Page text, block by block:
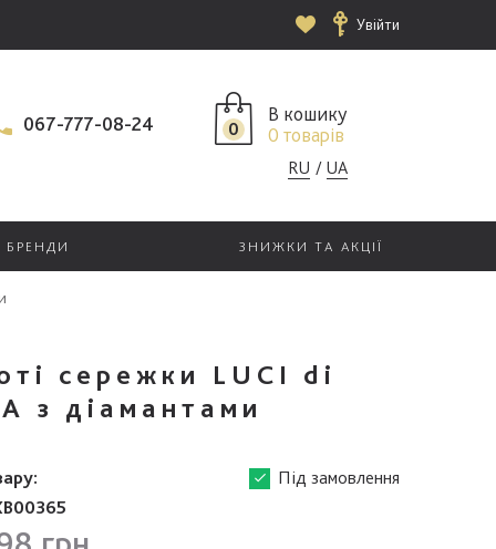
Увійти
067-777-08-24 0
В кошику
0 товарів
RU UA
БРЕНДИ ЗНИЖКИ ТА АКЦІЇ
сережки LUCI di
з діамантами
Під замовлення